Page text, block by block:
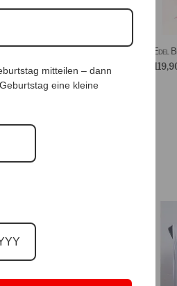
Edel
mitteilen – dann
eine kleine